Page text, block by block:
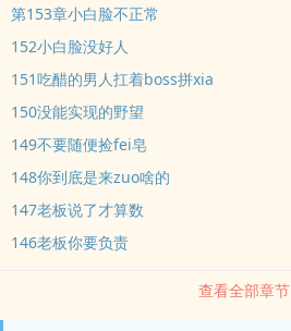
第153章小白脸不正常
152小白脸没好人
151吃醋的男人扛着boss拼xia
150没能实现的野望
149不要随便捡fei皂
148你到底是来zuo啥的
147老板说了才算数
146老板你要负责
查看全部章节